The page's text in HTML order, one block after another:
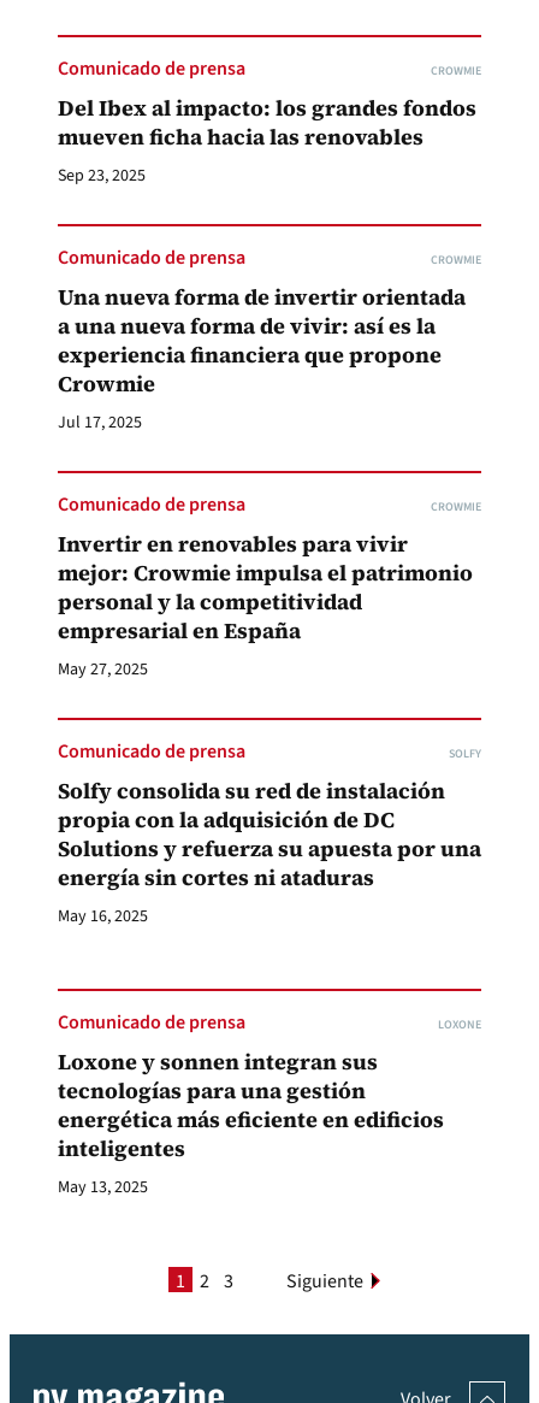
Comunicado de prensa CROWMIE
Del Ibex al impacto: los grandes fondos
mueven ficha hacia las renovables
Sep 23, 2025
Comunicado de prensa CROWMIE
Una nueva forma de invertir orientada
a una nueva forma de vivir: así es la
experiencia financiera que propone
Crowmie
Jul 17, 2025
Comunicado de prensa CROWMIE
Invertir en renovables para vivir
mejor: Crowmie impulsa el patrimonio
personal y la competitividad
empresarial en España
May 27, 2025
Comunicado de prensa SOLFY
Solfy consolida su red de instalación
propia con la adquisición de DC
Solutions y refuerza su apuesta por una
energía sin cortes ni ataduras
May 16, 2025
Comunicado de prensa LOXONE
Loxone y sonnen integran sus
tecnologías para una gestión
energética más eficiente en edificios
inteligentes
May 13, 2025
1 2 3 Siguiente